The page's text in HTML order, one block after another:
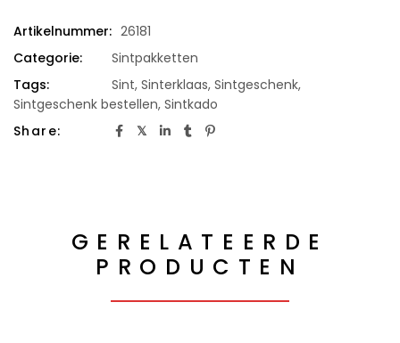
Artikelnummer: 26181
Categorie:
Sintpakketten
Tags:
Sint, Sinterklaas, Sintgeschenk,
Sintgeschenk bestellen, Sintkado
Share:
GERELATEERDE
PRODUCTEN